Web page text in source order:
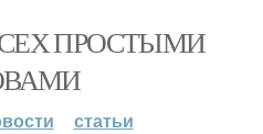
ПРОСТЫМИ
статьи